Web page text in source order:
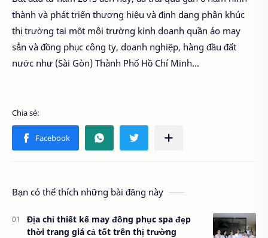
thành và phát triển thương hiệu và định dạng phân khúc
thị trường tại một môi trường kinh doanh quần áo may
sẳn và đồng phục công ty, doanh nghiệp, hàng đầu đất
nước như (Sài Gòn) Thành Phố Hồ Chí Minh...
Bạn có thể thích những bài đăng này
Địa chỉ thiết kế may đồng phục spa đẹp
thời trang giá cả tốt trên thị trường